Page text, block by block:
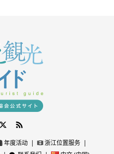
年度活动
浙江位置服务